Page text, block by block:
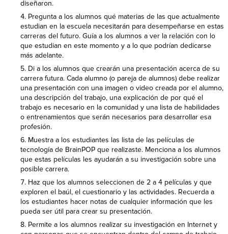
diseñaron.
Pregunta a los alumnos qué materias de las que actualmente
estudian en la escuela necesitarán para desempeñarse en estas
carreras del futuro. Guía a los alumnos a ver la relación con lo
que estudian en este momento y a lo que podrían dedicarse
más adelante.
Di a los alumnos que crearán una presentación acerca de su
carrera futura. Cada alumno (o pareja de alumnos) debe realizar
una presentación con una imagen o video creada por el alumno,
una descripción del trabajo, una explicación de por qué el
trabajo es necesario en la comunidad y una lista de habilidades
o entrenamientos que serán necesarios para desarrollar esa
profesión.
Muestra a los estudiantes las lista de las películas de
tecnología de BrainPOP que realizaste. Menciona a los alumnos
que estas películas les ayudarán a su investigación sobre una
posible carrera.
Haz que los alumnos seleccionen de 2 a 4 películas y que
exploren el baúl, el cuestionario y las actividades. Recuerda a
los estudiantes hacer notas de cualquier información que les
pueda ser útil para crear su presentación.
Permite a los alumnos realizar su investigación en Internet y